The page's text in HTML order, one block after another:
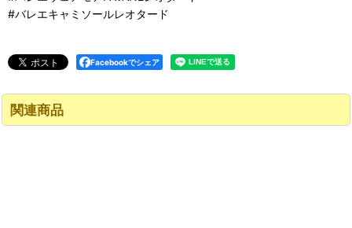
#バレエキャミソールレオタード
Facebookでシェア
関連商品